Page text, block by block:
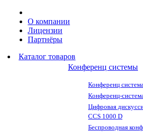
О компании
Лицензии
Партнёры
Каталог товаров
Конференц системы
Конференц
Конференц-
Цифровая
CCS 1000 D
Беспроводная